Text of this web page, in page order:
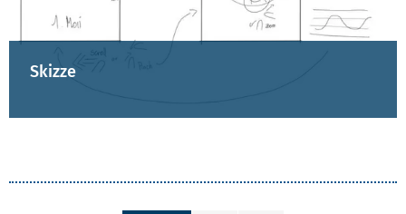
Skizze